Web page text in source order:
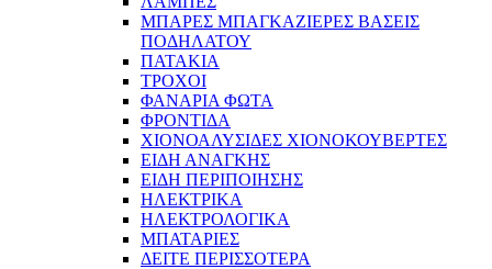
ΜΠΑΡΕΣ ΜΠΑΓΚΑΖΙΕΡΕΣ ΒΑΣΕΙΣ
ΠΟΔΗΛΑΤΟΥ
ΠΑΤΑΚΙΑ
ΤΡΟΧΟΙ
ΦΑΝΑΡΙΑ ΦΩΤΑ
ΦΡΟΝΤΙΔΑ
ΧΙΟΝΟΑΛΥΣΙΔΕΣ ΧΙΟΝΟΚΟΥΒΕΡΤΕΣ
ΕΙΔΗ ΑΝΑΓΚΗΣ
ΕΙΔΗ ΠΕΡΙΠΟΙΗΣΗΣ
ΗΛΕΚΤΡΙΚΑ
ΗΛΕΚΤΡΟΛΟΓΙΚΑ
ΜΠΑΤΑΡΙΕΣ
ΔΕΙΤΕ ΠΕΡΙΣΣΟΤΕΡΑ